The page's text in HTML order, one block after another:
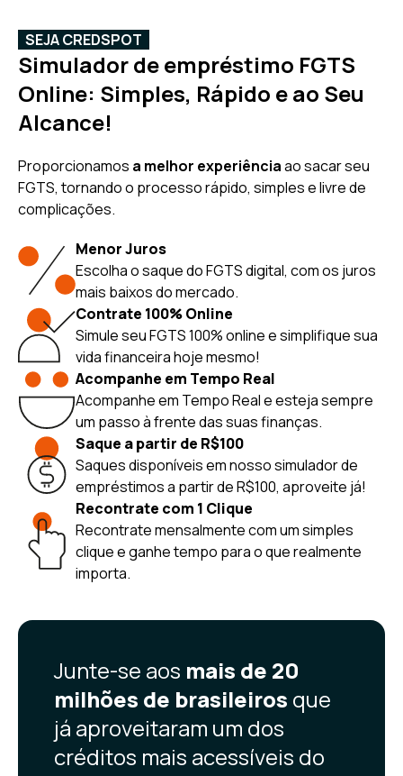
SEJA CREDSPOT
Simulador de empréstimo FGTS
Online: Simples, Rápido e ao Seu
Alcance!
Proporcionamos a melhor experiênciaao sacar seu
FGTS, tornando o processo rápido, simples e livre de
complicações.
Menor Juros
Escolha o saque do FGTS digital, com os juros
mais baixos do mercado.
Contrate 100% Online
Simule seu FGTS 100% online e simplifique sua
vida financeira hoje mesmo!
Acompanhe em Tempo Real
Acompanhe em Tempo Real e esteja sempre
um passo à frente das suas finanças.
Saque a partir de R$100
Saques disponíveis em nosso simulador de
empréstimos a partir de R$100, aproveite já!
Recontrate com 1 Clique
Recontrate mensalmente com um simples
clique e ganhe tempo para o que realmente
importa.
Junte-se aos mais de 20
milhões de brasileiros que
já aproveitaram um dos
créditos mais acessíveis do